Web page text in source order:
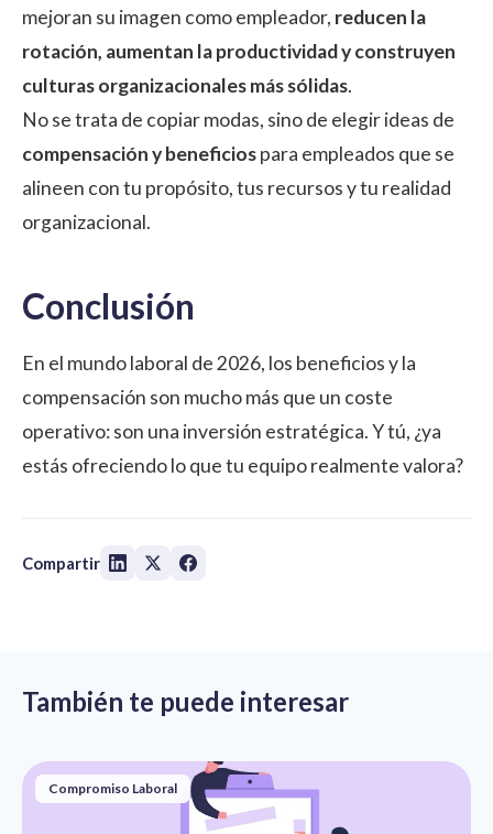
mejoran su imagen como empleador, reducen la
rotación, aumentan la productividad y construyen
culturas organizacionales más sólidas.
No se trata de copiar modas, sino de elegir ideas de
compensación y beneficiospara empleados que se
alineen con tu propósito, tus recursos y tu realidad
organizacional.
Conclusión
En el mundo laboral de 2026, los beneficios y la
compensación son mucho más que un coste
operativo: son una inversión estratégica. Y tú, ¿ya
estás ofreciendo lo que tu equipo realmente valora?
Compartir
También te puede interesar
Compromiso Laboral